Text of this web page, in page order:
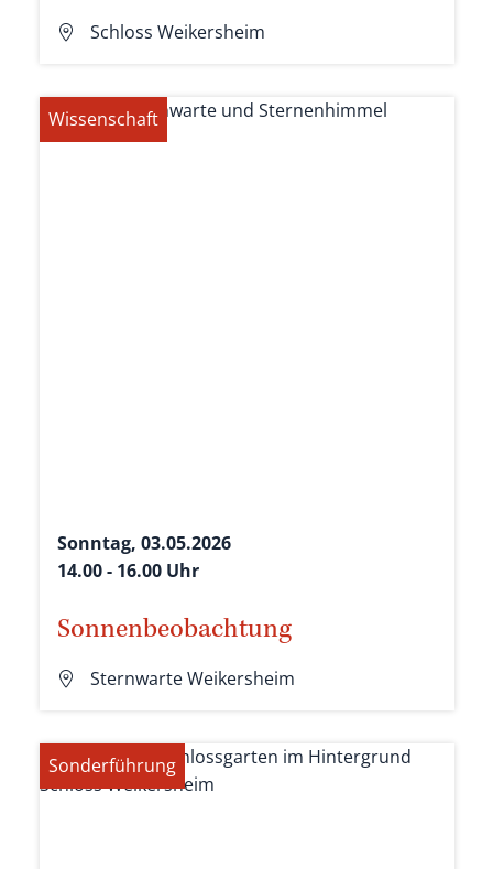
Schloss Weikersheim
Wissenschaft
Sonntag, 03.05.2026
14.00 - 16.00 Uhr
Sonnenbeobachtung
Sternwarte Weikersheim
Sonderführung